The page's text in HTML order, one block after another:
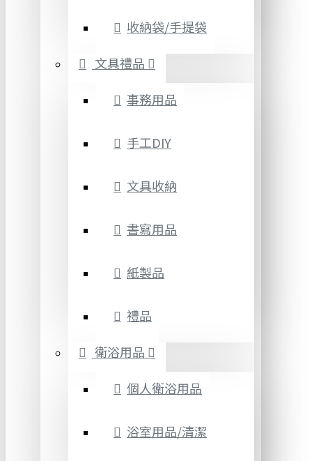
收納袋/手提袋
文具禮品
事務用品
手工DIY
文具收納
書寫用品
紙製品
禮品
衛浴用品
個人衛浴用品
浴室用品/清潔